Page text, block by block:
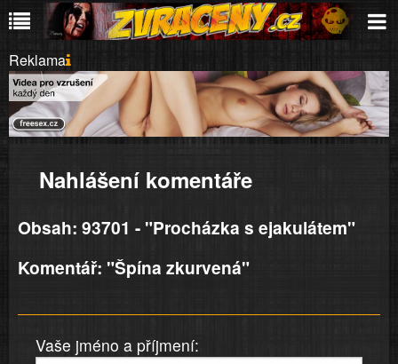
Reklama
Nahlášení komentáře
Obsah: 93701 - "Procházka s ejakulátem"
Komentář: "Špína zkurvená"
Vaše jméno a příjmení: